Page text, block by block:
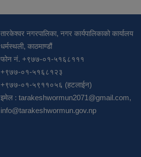
तारकेश्वर नगरपालिका, नगर कार्यपालिकाको कार्यालय
धर्मस्थली, काठमाण्डौं
फोन नं. +९७७-०१-५१६८१११
+९७७-०१-५१६८१२३
+९७७-०१-५९११०५६ (हटलाईन)
इमेल : tarakeshwormun2071@gmail.com,
info@tarakeshwormun.gov.np